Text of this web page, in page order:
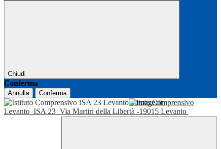
Chiudi
Conferma
Annulla Conferma
Istituto Comprensivo
Levanto ISA 23 Via Martiri della Libertà -19015 Levanto